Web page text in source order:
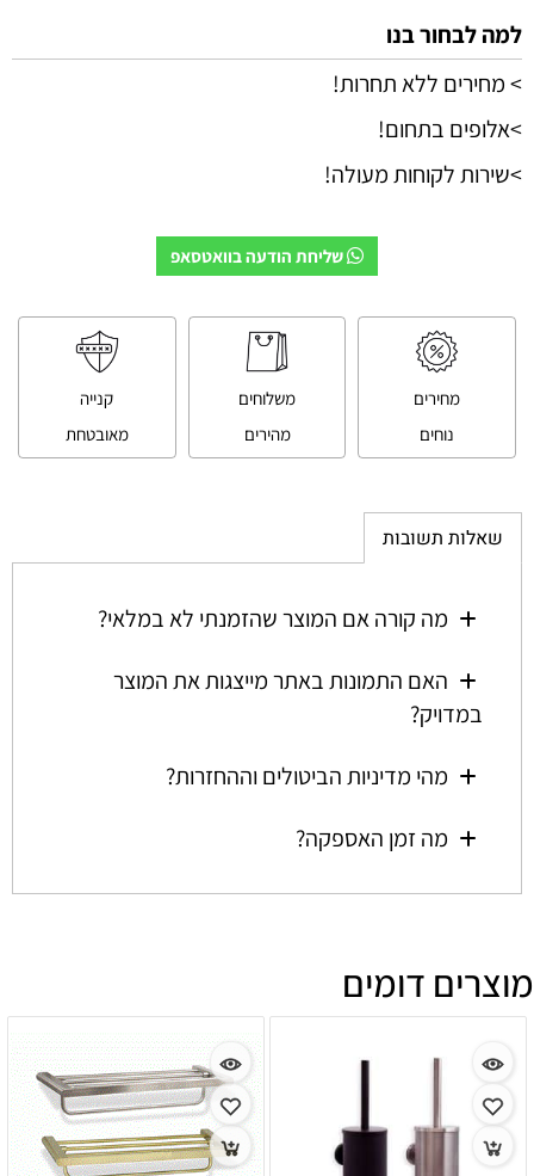
למה לבחור בנו
> מחירים ללא תחרות!
>אלופים בתחום!
>שירות לקוחות מעולה!
שליחת הודעה בוואטסאפ
מחירים
נוחים
משלוחים
מהירים
קנייה
מאובטחת
שאלות תשובות
מה קורה אם המוצר שהזמנתי לא במלאי?
האם התמונות באתר מייצגות את המוצר
במדויק?
מהי מדיניות הביטולים וההחזרות?
מה זמן האספקה?
מוצרים דומים